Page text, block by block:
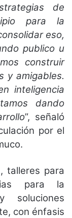
de
para la
eso,
publico u
construir
y amigables.
inteligencia
dando
”, señaló
por el
talleres para
para la
soluciones
con énfasis